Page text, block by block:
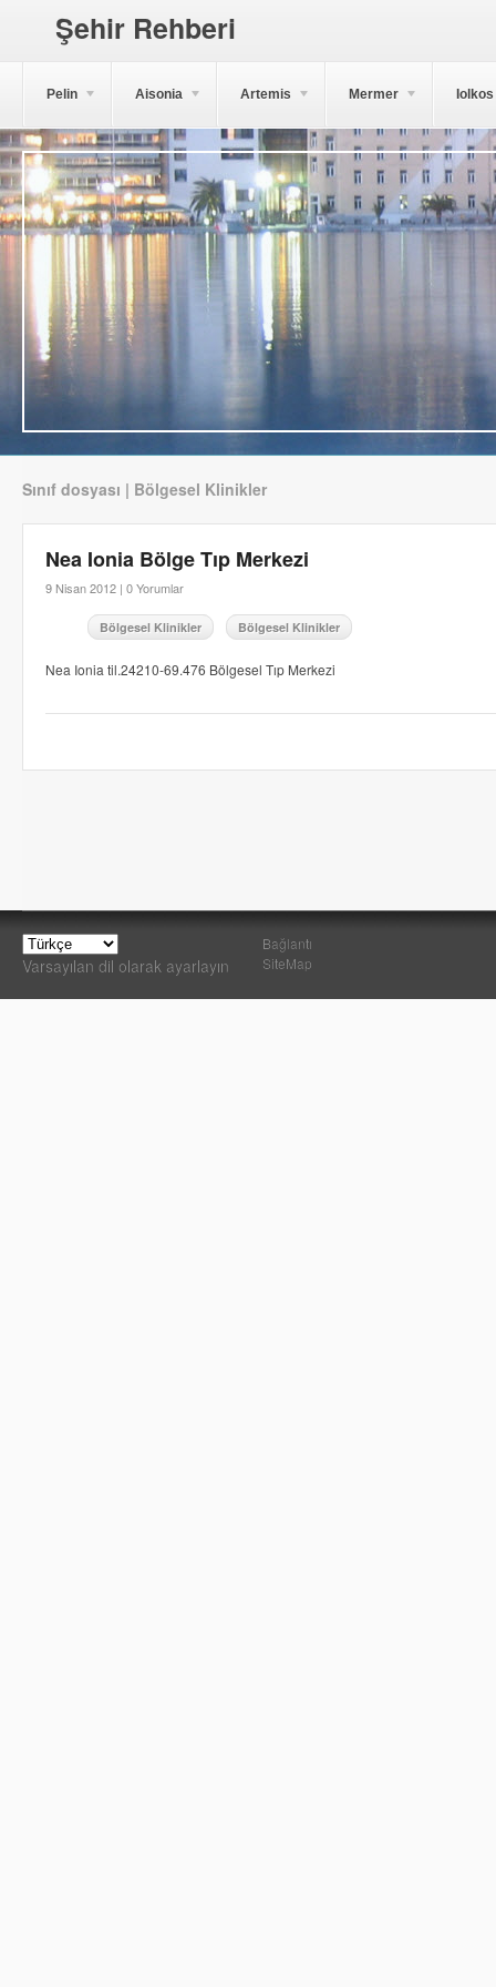
Şehir Rehberi
Pelin Aisonia Artemis Mermer Iolkos
Sınıf dosyası | Bölgesel Klinikler
Nea Ionia Bölge Tıp Merkezi
9 Nisan 2012 | 0 Yorumlar
Bölgesel Klinikler Bölgesel Klinikler
Nea Ionia til.24210-69.476 Bölgesel Tıp Merkezi
Varsayılan dil olarak ayarlayın
Bağlantı
SiteMap